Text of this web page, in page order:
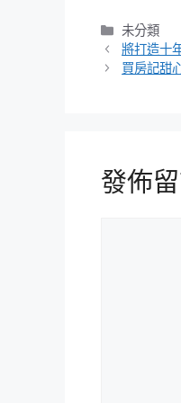
分
類
未分類
將打造十
買房記甜
發佈